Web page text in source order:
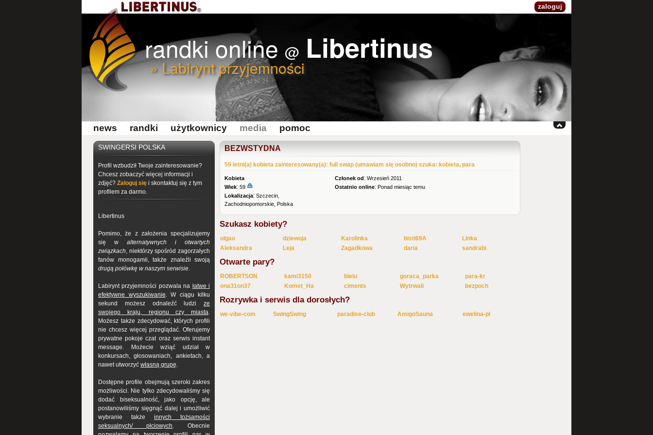
zaloguj
randki online @ Libertinus
» Labirynt przyjemności
news randki użytkownicy media pomoc
SWINGERSI POLSKA
Profil wzbudził Twoje zainteresowanie?
Chcesz zobaczyć więcej informacji i
zdjęć? Zaloguj się i skontaktuj się z tym
profilem za darmo.
Libertinus
Pomimo, że z założenia specjalizujemy
się w alternatywnych i otwartych
związkach, niektórzy spośród zagorzałych
fanów monogamii, także znaleźli swoją
drugą połówkę w naszym serwisie.
Labirynt przyjemności pozwala na łatwe i
efektywne wyszukiwanie. W ciągu kilku
sekund możesz odnaleźć ludzi ze
swojego kraju, regionu czy miasta.
Możesz także zdecydować, których profili
nie chcesz więcej przeglądać. Oferujemy
prywatne pokoje czat oraz serwis instant
message. Możecie wziąć udział w
konkursach, głosowaniach, ankietach, a
nawet utworzyć własną grupę.
Dostępne profile obejmują szeroki zakres
możliwości. Nie tylko zdecydowaliśmy się
dodać biseksualność, jako opcję, ale
postanowiliśmy sięgnąć dalej i umożliwić
wybranie także innych tożsamości
seksualnych/ płciowych. Obecnie
BEZWSTYDNA
59 letni(a) kobieta zainteresowany(a): full swap (umawiam się osobno) szuka: kobieta, para
Kobieta
Wiek: 59
Lokalizacja: Szczecin,
Zachodniopomorskie, Polska
Członek od: Wrzesień 2011
Ostatnio online: Ponad miesiąc temu
Szukasz kobiety?
olgao dziewoja Karolinka bisti69A
Linka
Aleksandra
Leja Zagadkowa daria sandrabi
Otwarte pary?
ROBERTSON kami3150 bielu goraca_parka
para-kr
ona31on37
Komet_Ha ciments Wytrwali bezpoch
Rozrywka i serwis dla dorosłych?
we-vibe-com SwingSwing paradise-club AmigoSauna ewelina-pl